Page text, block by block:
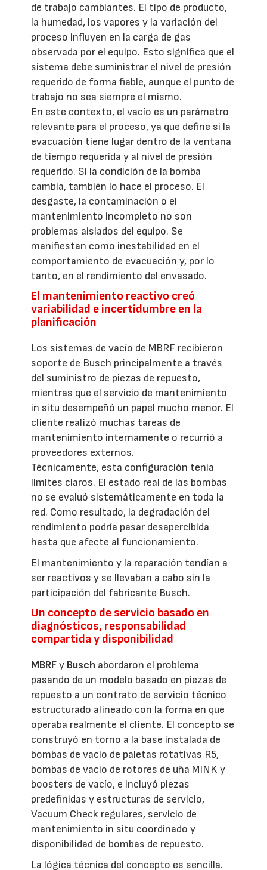
de trabajo cambiantes. El tipo de producto,
la humedad, los vapores y la variación del
proceso influyen en la carga de gas
observada por el equipo. Esto significa que el
sistema debe suministrar el nivel de presión
requerido de forma fiable, aunque el punto de
trabajo no sea siempre el mismo.
En este contexto, el vacío es un parámetro
relevante para el proceso, ya que define si la
evacuación tiene lugar dentro de la ventana
de tiempo requerida y al nivel de presión
requerido. Si la condición de la bomba
cambia, también lo hace el proceso. El
desgaste, la contaminación o el
mantenimiento incompleto no son
problemas aislados del equipo. Se
manifiestan como inestabilidad en el
comportamiento de evacuación y, por lo
tanto, en el rendimiento del envasado.
El mantenimiento reactivo creó
variabilidad e incertidumbre en la
planificación
Los sistemas de vacío de MBRF recibieron
soporte de Busch principalmente a través
del suministro de piezas de repuesto,
mientras que el servicio de mantenimiento
in situ desempeñó un papel mucho menor. El
cliente realizó muchas tareas de
mantenimiento internamente o recurrió a
proveedores externos.
Técnicamente, esta configuración tenía
límites claros. El estado real de las bombas
no se evaluó sistemáticamente en toda la
red. Como resultado, la degradación del
rendimiento podría pasar desapercibida
hasta que afecte al funcionamiento.
El mantenimiento y la reparación tendían a
ser reactivos y se llevaban a cabo sin la
participación del fabricante Busch.
Un concepto de servicio basado en
diagnósticos, responsabilidad
compartida y disponibilidad
MBRFy Busch abordaron el problema
pasando de un modelo basado en piezas de
repuesto a un contrato de servicio técnico
estructurado alineado con la forma en que
operaba realmente el cliente. El concepto se
construyó en torno a la base instalada de
bombas de vacío de paletas rotativas R5,
bombas de vacío de rotores de uña MINK y
boosters de vacío, e incluyó piezas
predefinidas y estructuras de servicio,
Vacuum Check regulares, servicio de
mantenimiento in situ coordinado y
disponibilidad de bombas de repuesto.
La lógica técnica del concepto es sencilla.